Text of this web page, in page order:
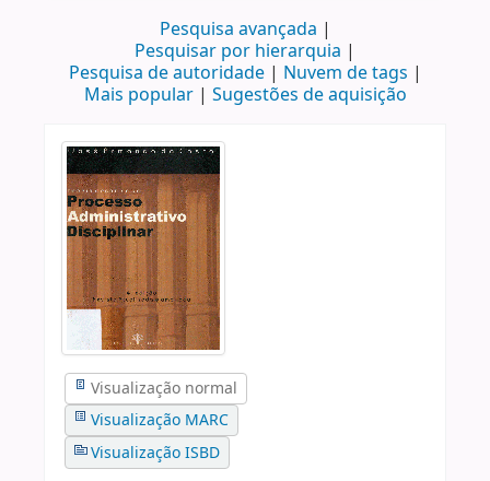
Pesquisa avançada
Pesquisar por hierarquia
Pesquisa de autoridade
Nuvem de tags
Mais popular
Sugestões de aquisição
Visualização normal
Visualização MARC
Visualização ISBD